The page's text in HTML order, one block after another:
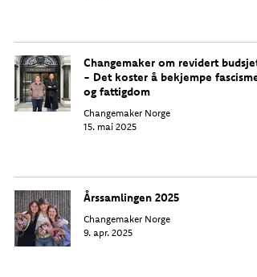
Changemaker om revidert
- Det koster å bekjempe fascisme
og fattigdom
Changemaker Norge
15. mai 2025
Årssamlingen 2025
Changemaker Norge
9. apr. 2025